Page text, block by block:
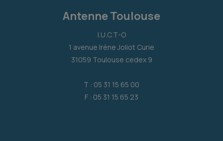
Antenne Toulouse
I.U.C.T-O
1 avenue Irène Joliot Curie
31059 Toulouse cedex 9
T : 05 31 15 65 00
F : 05 31 15 65 23